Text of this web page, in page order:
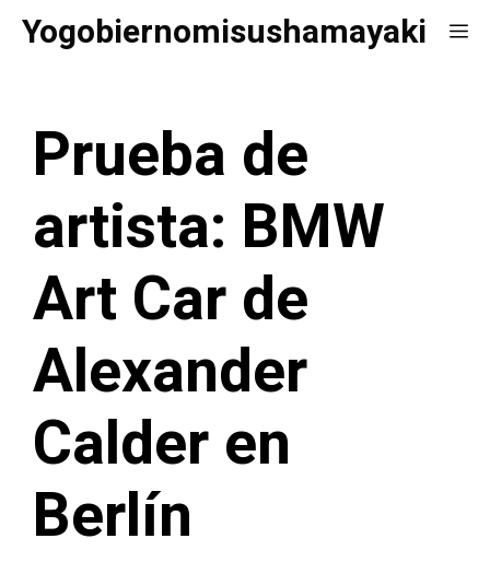
SaltarYogobiernomisushamayaki
Prueba de
artista: BMW
Art Car de
Alexander
Calder en
Berlín